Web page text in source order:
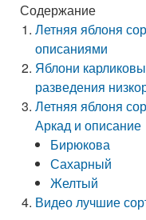
Содержание
Летняя яблоня
описаниями
Яблони
разведения
Летняя яблоня
Аркад и описание
Бирюкова
Сахарный
Желтый
Видео лучшие